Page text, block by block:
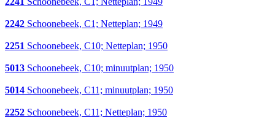
2242 Schoonebeek, C1; Netteplan; 1949
2251 Schoonebeek, C10; Netteplan; 1950
5013 Schoonebeek, C10; minuutplan; 1950
5014 Schoonebeek, C11; minuutplan; 1950
2252 Schoonebeek, C11; Netteplan; 1950